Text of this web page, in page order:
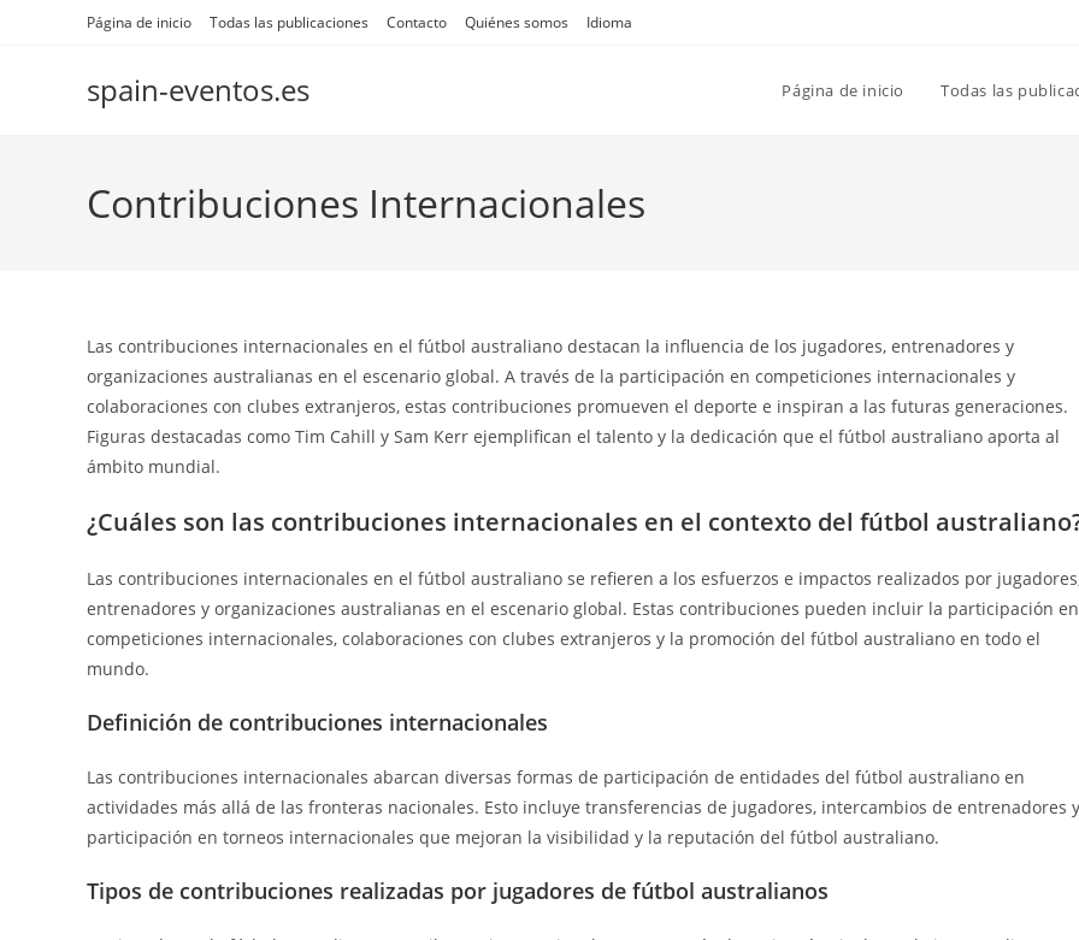
Página de inicio Todas las publicaciones Contacto Quiénes somos Idioma
spain-eventos.es Página de inicio Todas las
Contribuciones Internacionales
Las contribuciones internacionales en el fútbol australiano destacan la influencia de los jugadores, entrenadores y
organizaciones australianas en el escenario global. A través de la participación en competiciones internacionales y
colaboraciones con clubes extranjeros, estas contribuciones promueven el deporte e inspiran a las futuras generaciones.
Figuras destacadas como Tim Cahill y Sam Kerr ejemplifican el talento y la dedicación que el fútbol australiano aporta al
ámbito mundial.
¿Cuáles son las contribuciones internacionales en el contexto del fútbol
Las contribuciones internacionales en el fútbol australiano se refieren a los esfuerzos e impactos realizados por
entrenadores y organizaciones australianas en el escenario global. Estas contribuciones pueden incluir la participación en
competiciones internacionales, colaboraciones con clubes extranjeros y la promoción del fútbol australiano en todo el
mundo.
Definición de contribuciones internacionales
Las contribuciones internacionales abarcan diversas formas de participación de entidades del fútbol australiano en
actividades más allá de las fronteras nacionales. Esto incluye transferencias de jugadores, intercambios de entrenadores y
participación en torneos internacionales que mejoran la visibilidad y la reputación del fútbol australiano.
Tipos de contribuciones realizadas por jugadores de fútbol australianos